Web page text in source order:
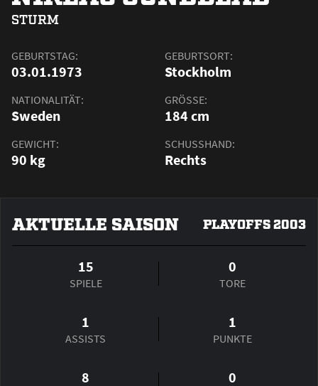
STURM
GEBURTSTAG:
03.01.1973
GEBURTSORT:
Stockholm
NATIONALITÄT:
Sweden
GRÖSSE:
184 cm
GEWICHT:
90 kg
SCHUSSHAND:
Rechts
AKTUELLE SAISON PLAYOFFS 2003
15
SPIELE
0
TORE
1
ASSISTS
1
PUNKTE
8 0